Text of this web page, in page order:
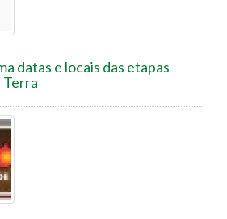
datas e locais das etapas
Terra